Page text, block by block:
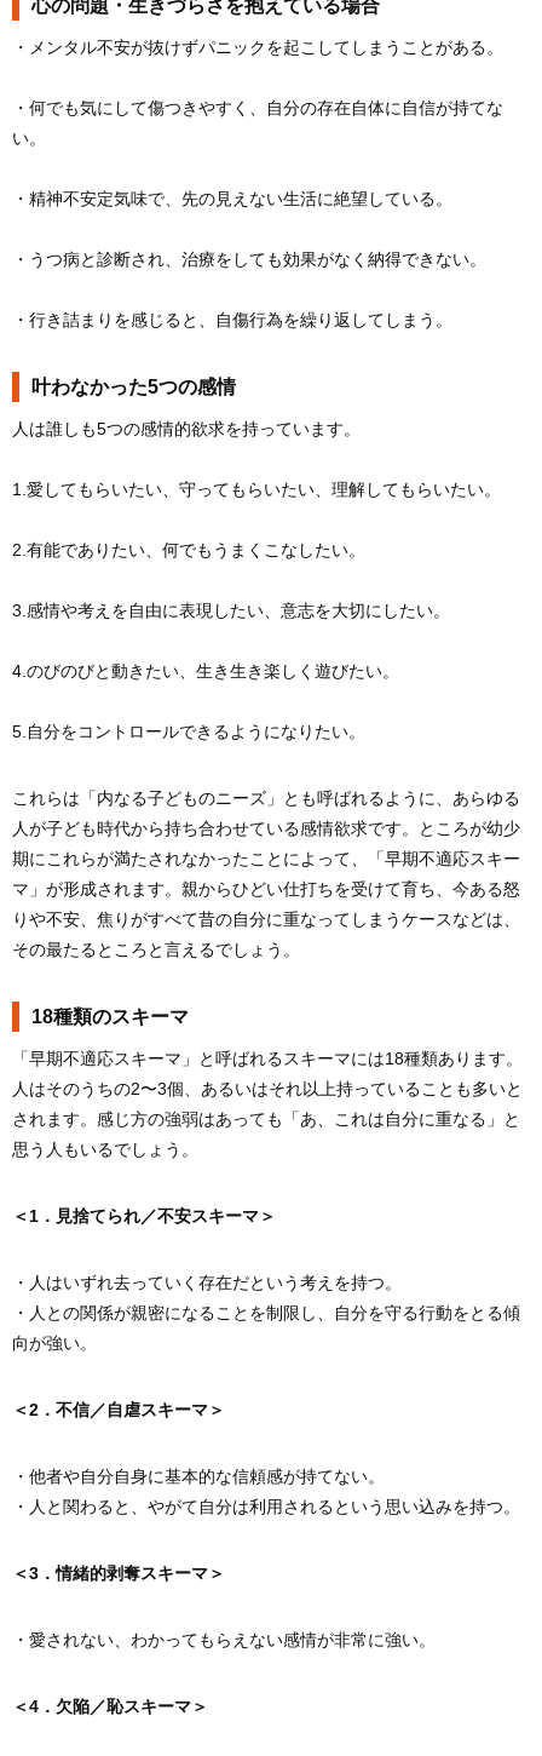
心の問題・生きづらさを抱えている場合
・メンタル不安が抜けずパニックを起こしてしまうことがある。
・何でも気にして傷つきやすく、自分の存在自体に自信が持てな
い。
・精神不安定気味で、先の見えない生活に絶望している。
・うつ病と診断され、治療をしても効果がなく納得できない。
・行き詰まりを感じると、自傷行為を繰り返してしまう。
叶わなかった5つの感情
人は誰しも5つの感情的欲求を持っています。
1.愛してもらいたい、守ってもらいたい、理解してもらいたい。
2.有能でありたい、何でもうまくこなしたい。
3.感情や考えを自由に表現したい、意志を大切にしたい。
4.のびのびと動きたい、生き生き楽しく遊びたい。
5.自分をコントロールできるようになりたい。
これらは「内なる子どものニーズ」とも呼ばれるように、あらゆる
人が子ども時代から持ち合わせている感情欲求です。ところが幼少
期にこれらが満たされなかったことによって、「早期不適応スキー
マ」が形成されます。親からひどい仕打ちを受けて育ち、今ある怒
りや不安、焦りがすべて昔の自分に重なってしまうケースなどは、
その最たるところと言えるでしょう。
18種類のスキーマ
「早期不適応スキーマ」と呼ばれるスキーマには18種類あります。
人はそのうちの2〜3個、あるいはそれ以上持っていることも多いと
されます。感じ方の強弱はあっても「あ、これは自分に重なる」と
思う人もいるでしょう。
＜1．見捨てられ／不安スキーマ＞
・人はいずれ去っていく存在だという考えを持つ。
・人との関係が親密になることを制限し、自分を守る行動をとる傾
向が強い。
＜2．不信／自虐スキーマ＞
・他者や自分自身に基本的な信頼感が持てない。
・人と関わると、やがて自分は利用されるという思い込みを持つ。
＜3．情緒的剥奪スキーマ＞
・愛されない、わかってもらえない感情が非常に強い。
＜4．欠陥／恥スキーマ＞